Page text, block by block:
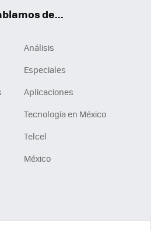
de...
Análisis
Especiales
Aplicaciones
Tecnología en México
Telcel
México